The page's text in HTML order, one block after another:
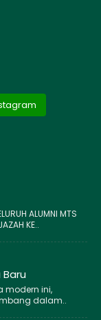
ALUMNI MTS
KE..
modern ini,
dalam..